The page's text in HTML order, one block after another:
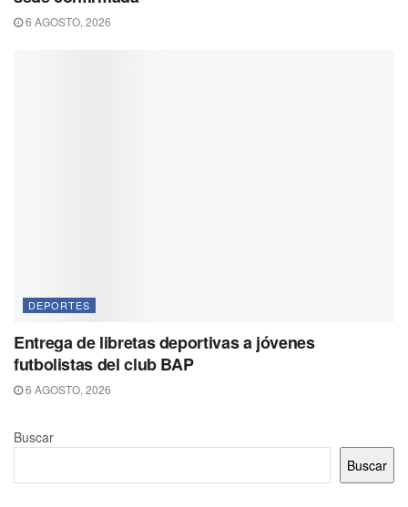
6 AGOSTO, 2026
DEPORTES
Entrega de libretas deportivas a jóvenes
futbolistas del club BAP
6 AGOSTO, 2026
Buscar
Buscar